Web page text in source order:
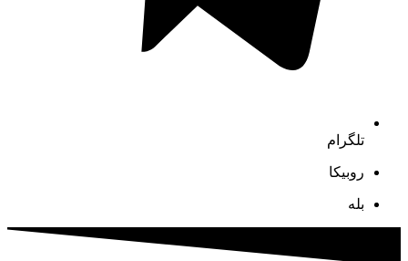
تلگرام
روبیکا
بله